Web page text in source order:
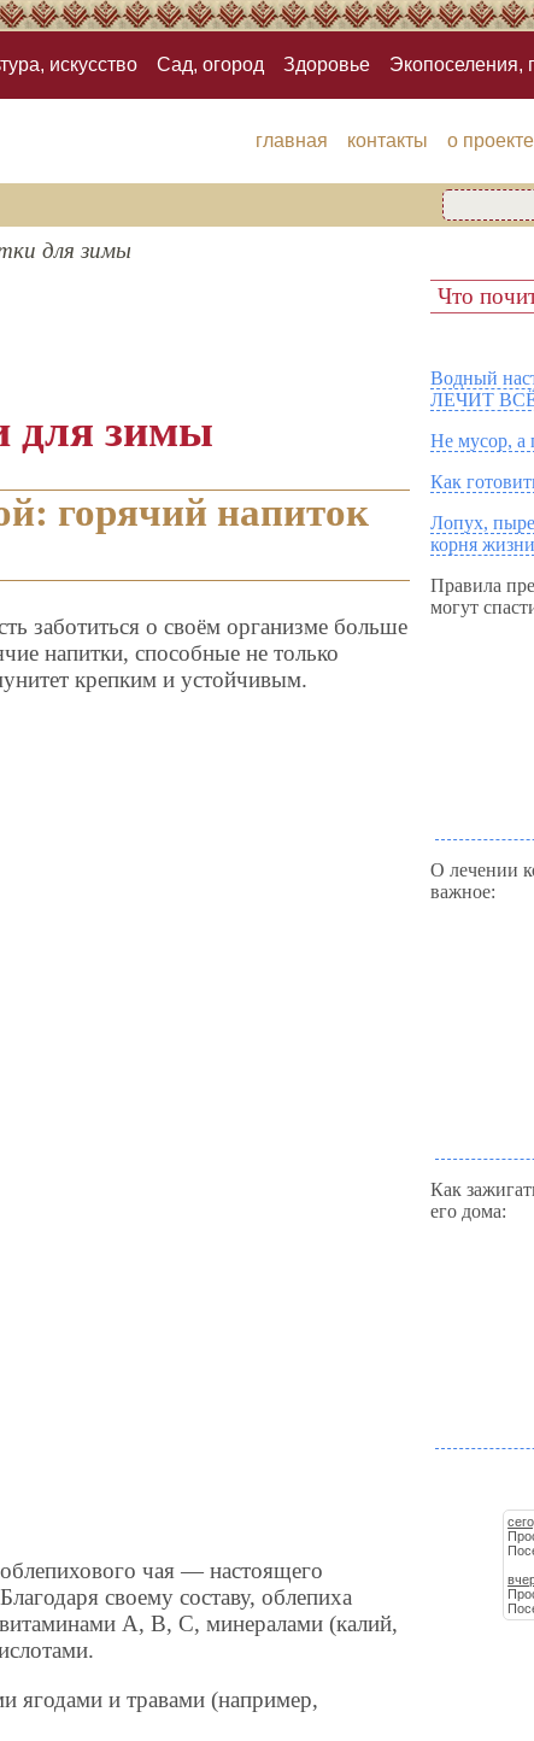
искусство Сад, огород Здоровье Экопоселения,
главная контакты о проекте
для зимы
для зимы
горячий напиток
заботиться о своём организме больше
напитки, способные не только
крепким и устойчивым.
чая — настоящего
своему составу, облепиха
A, B, C, минералами (калий,
ягодами и травами (например,
Что
Водный
ЛЕЧИТ
Не мусор, а
Как
Лопух,
корня жизни
Правила
могут
О лечении
важное:
Как
его дома: